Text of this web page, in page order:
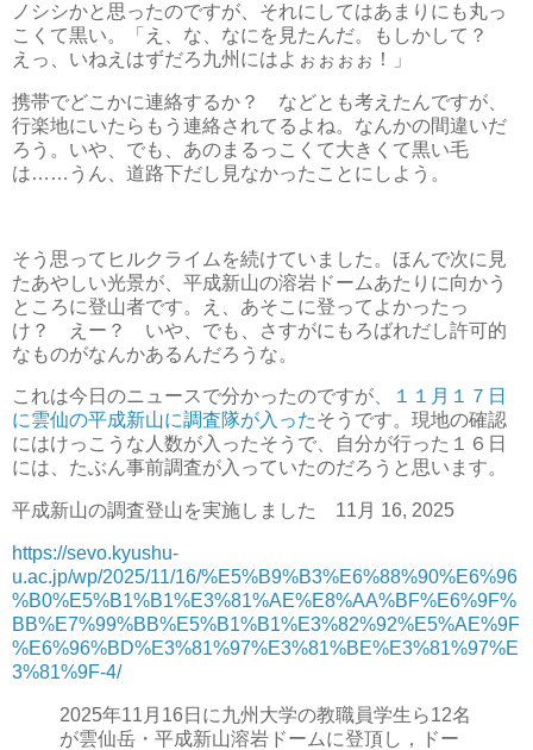
ノシシかと思ったのですが、それにしてはあまりにも丸っ
こくて黒い。「え、な、なにを見たんだ。もしかして？
えっ、いねえはずだろ九州にはよぉぉぉぉ！」
携帯でどこかに連絡するか？ などとも考えたんですが、
行楽地にいたらもう連絡されてるよね。なんかの間違いだ
ろう。いや、でも、あのまるっこくて大きくて黒い毛
は……うん、道路下だし見なかったことにしよう。
そう思ってヒルクライムを続けていました。ほんで次に見
たあやしい光景が、平成新山の溶岩ドームあたりに向かう
ところに登山者です。え、あそこに登ってよかったっ
け？ えー？ いや、でも、さすがにもろばれだし許可的
なものがなんかあるんだろうな。
これは今日のニュースで分かったのですが 、１１月１７日
に雲仙の平成新山に調査隊が入ったそうです。現地の確認
にはけっこうな人数が入ったそうで、自分が行った１６日
には、たぶん事前調査が入っていたのだろうと思います。
平成新山の調査登山を実施しました 11月 16, 2025
https://sevo.kyushu-
u.ac.jp/wp/2025/11/16/%E5%B9%B3%E6%88%90%E6%96
%B0%E5%B1%B1%E3%81%AE%E8%AA%BF%E6%9F%
BB%E7%99%BB%E5%B1%B1%E3%82%92%E5%AE%9F
%E6%96%BD%E3%81%97%E3%81%BE%E3%81%97%E
3%81%9F-4/
2025年11月16日に九州大学の教職員学生ら12名
が雲仙岳・平成新山溶岩ドームに登頂し，ドー